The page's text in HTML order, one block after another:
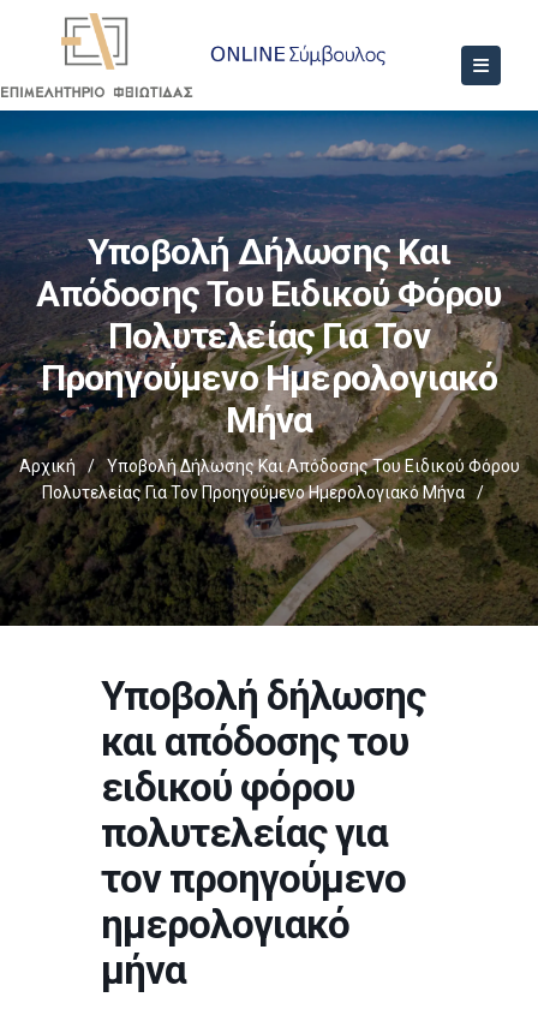
Υποβολή Δήλωσης Και
Απόδοσης Του Ειδικού Φόρου
Πολυτελείας Για Τον
Προηγούμενο Ημερολογιακό
Μήνα
Αρχική /
Υποβολή Δήλωσης Και Απόδοσης Του Ειδικού Φόρου
Πολυτελείας Για Τον Προηγούμενο Ημερολογιακό Μήνα
/
Υποβολή δήλωσης
και απόδοσης του
ειδικού φόρου
πολυτελείας για
τον προηγούμενο
ημερολογιακό
μήνα